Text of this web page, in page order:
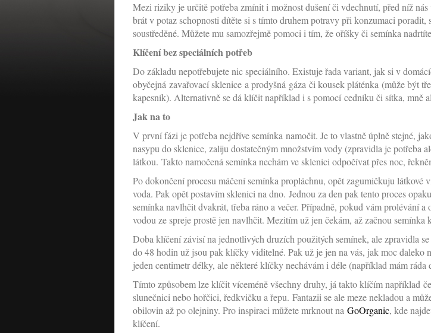
Mezi riziky je určitě potřeba zmínit i možnost dušení či vdechnutí, před níž
brát v potaz schopnosti dítěte si s tímto druhem potravy při konzumaci
soustředěné. Můžete mu samozřejmě pomoci i tím, že oříšky či semínka
Klíčení bez speciálních potřeb
Do základu nepotřebujete nic speciálního. Existuje řada variant, jak si v
obyčejná zavařovací sklenice a prodyšná gáza či kousek pláténka (může být
kapesník). Alternativně se dá klíčit například i s pomocí cedníku či sítka, mně
Jak na to
V první fázi je potřeba nejdříve semínka namočit. Je to vlastně úplně stejné,
nasypu do sklenice, zaliju dostatečným množstvím vody (zpravidla je
látkou. Takto namočená semínka nechám ve sklenici odpočívat přes noc,
Po dokončení procesu máčení semínka propláchnu, opět zagumičkuju
voda. Pak opět postavím sklenici na dno. Jednou za den pak tento proces
semínka navlhčit dvakrát, třeba ráno a večer. Případně, pokud vám prolévání
vodou ze spreje prostě jen navlhčit. Mezitím už jen čekám, až začnou semínka
Doba klíčení závisí na jednotlivých druzích použitých semínek, ale zpravidla
do 48 hodin už jsou pak klíčky viditelné. Pak už je jen na vás, jak moc
jeden centimetr délky, ale některé klíčky nechávám i déle (například mám
Tímto způsobem lze klíčit víceméně všechny druhy, já takto klíčím například
slunečnici nebo hořčici, ředkvičku a řepu. Fantazii se ale meze nekladou a
obilovin až po olejniny. Pro inspiraci můžete mrknout na GoOrganic, kde
klíčení.